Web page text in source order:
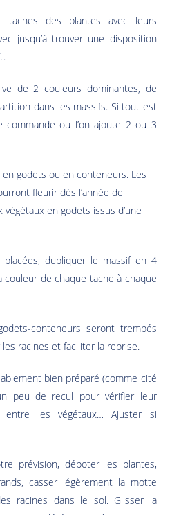
des plantes avec leurs
jusqu’à trouver une disposition
de 2 couleurs dominantes, de
dans les massifs. Si tout est
ou l’on ajoute 2 ou 3
godets ou en conteneurs. Les
fleurir dès l’année de
en godets issus d’une
dupliquer le massif en 4
de chaque tache à chaque
conteneurs seront trempés
les racines et faciliter la reprise.
bien préparé (comme cité
peu de recul pour vérifier leur
entre les végétaux… Ajuster si
prévision, dépoter les plantes,
casser légèrement la motte
racines dans le sol. Glisser la